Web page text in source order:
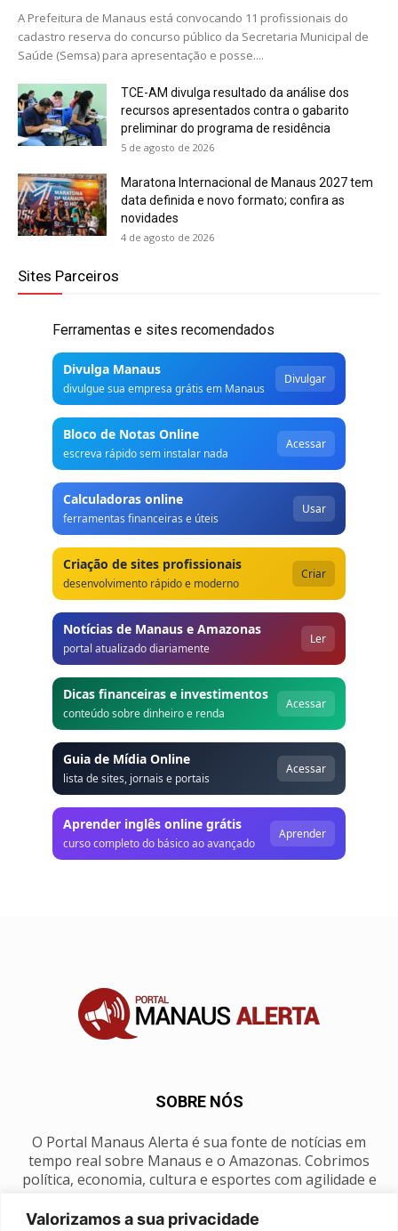
Valorizamos a sua privacidade
A Prefeitura de Manaus está convocando 11 profissionais do
cadastro reserva do concurso público da Secretaria Municipal de
Saúde (Semsa) para apresentação e posse....
TCE-AM divulga resultado da análise dos
recursos apresentados contra o gabarito
preliminar do programa de residência
5 de agosto de 2026
Maratona Internacional de Manaus 2027 tem
data definida e novo formato; confira as
novidades
4 de agosto de 2026
Sites Parceiros
Ferramentas e sites recomendados
Divulga Manaus
divulgue sua empresa grátis em Manaus
Divulgar
Bloco de Notas Online
escreva rápido sem instalar nada
Acessar
Calculadoras online
ferramentas financeiras e úteis
Usar
Criação de sites profissionais
desenvolvimento rápido e moderno
Criar
Notícias de Manaus e Amazonas
portal atualizado diariamente
Ler
Dicas financeiras e investimentos
conteúdo sobre dinheiro e renda
Acessar
Guia de Mídia Online
lista de sites, jornais e portais
Acessar
Aprender inglês online grátis
curso completo do básico ao avançado
Aprender
SOBRE NÓS
O Portal Manaus Alerta é sua fonte de notícias em
tempo real sobre Manaus e o Amazonas. Cobrimos
política, economia, cultura e esportes com agilidade e